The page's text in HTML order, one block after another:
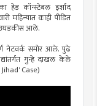
हेड कॉन्स्टेबल इर्शाद
महिन्यात काही पीडित
उघडकीस आले.
नेटवर्क समोर आले. पुढे
गुन्हे दाखल केले
Case)